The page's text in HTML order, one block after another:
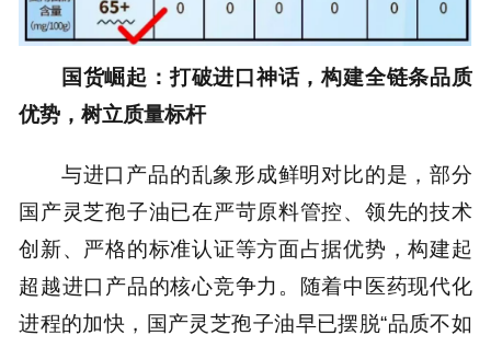
国货崛起：打破进口神话，构建全链条品质
优势，树立质量标杆
与进口产品的乱象形成鲜明对比的是，部分
国产灵芝孢子油已在严苛原料管控、领先的技术
创新、严格的标准认证等方面占据优势，构建起
超越进口产品的核心竞争力。随着中医药现代化
进程的加快，国产灵芝孢子油早已摆脱“品质不如